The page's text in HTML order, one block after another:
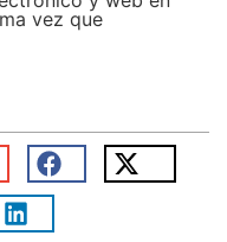
vez que